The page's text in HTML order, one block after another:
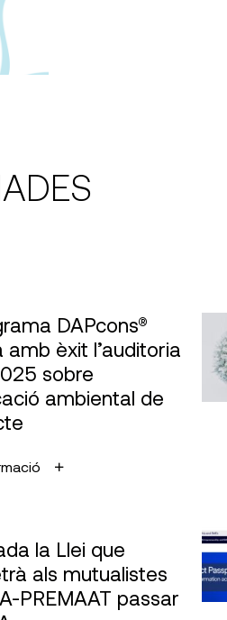
DAPcons®
amb èxit l’auditoria
sobre
ambiental de
la Llei que
als mutualistes
PREMAAT passar